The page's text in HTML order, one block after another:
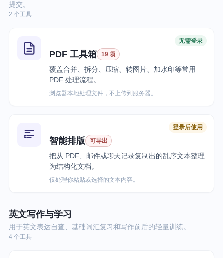
提交。
2 个工具
无需登录
PDF 工具箱 19 项
覆盖合并、拆分、压缩、转图片、加水印等常用
PDF 处理流程。
浏览器本地处理文件，不上传到服务器。
登录后使用
智能排版 可导出
把从 PDF、邮件或聊天记录复制出的乱序文本整理
为结构化文档。
仅处理你粘贴或选择的文本内容。
英文写作与学习
用于英文表达自查、基础词汇复习和写作前后的轻量训练。
4 个工具